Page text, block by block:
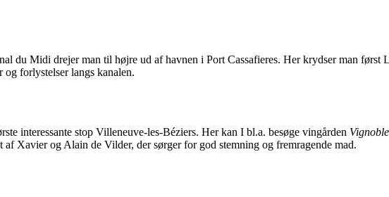
du Midi drejer man til højre ud af havnen i Port Cassafieres. Her krydser man
forlystelser langs kanalen.
interessante stop Villeneuve-les-Béziers. Her kan I bl.a. besøge vingården
af Xavier og Alain de Vilder, der sørger for god stemning og fremragende mad.